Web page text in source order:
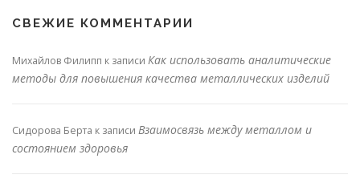
СВЕЖИЕ КОММЕНТАРИИ
Михайлов Филипп к записи Как использовать аналитические
методы для повышения качества металлических изделий
Сидорова Берта к записи Взаимосвязь между металлом и
состоянием здоровья